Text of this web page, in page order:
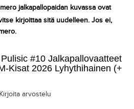
jalkapallopaidan kuvassa ovat
kirjoittaa sitä uudelleen. Jos ei,
#10 Jalkapallovaatteet
Kisat 2026 Lyhythihainen (+
Kirjoita arvostelu